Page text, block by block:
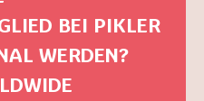
BEI PIKLER
WERDEN?